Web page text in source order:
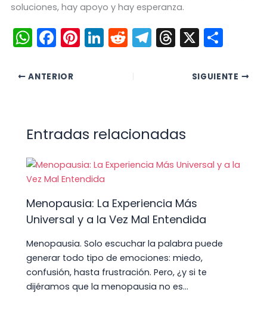
soluciones, hay apoyo y hay esperanza.
W
h
a
p
p
F
a
c
o
k
Pi
nt
Li
n
n
R
e
d
T
el
m
T
hr
s
X C
m
ANTERIOR SIGUIENTE
Entradas relacionadas
Menopausia: La Experiencia Más
Universal y a la Vez Mal Entendida
Menopausia. Solo escuchar la palabra puede
generar todo tipo de emociones: miedo,
confusión, hasta frustración. Pero, ¿y si te
dijéramos que la menopausia no es…